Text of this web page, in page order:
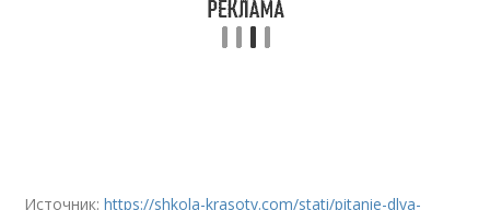
Источник:https://shkola-krasoty.com/stati/pitanie-dlya-